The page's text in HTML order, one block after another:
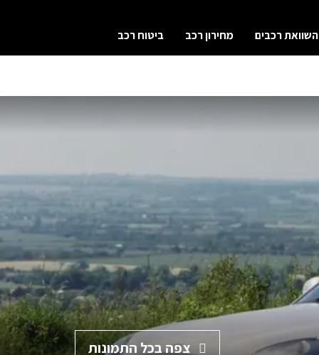
השוואת רכבים מחירון רכב ביטוח רכב
צפה בכל התמונות